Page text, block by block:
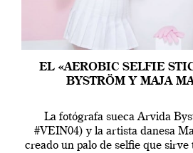
EL «AEROBIC SELFIE
BYSTRÖM Y MAJA
La fotógrafa sueca Arvida
#VEIN04) y la artista danesa
creado un palo de selfie que sirve